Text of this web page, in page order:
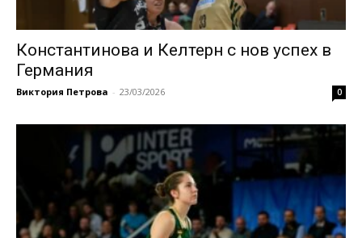
Константинова и Келтерн с нов успех в
Германия
Виктория Петрова - 23/03/2026 0